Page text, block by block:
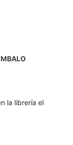
la librería el